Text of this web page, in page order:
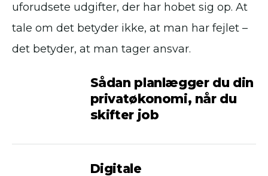
uforudsete udgifter, der har hobet sig op. At
tale om det betyder ikke, at man har fejlet –
det betyder, at man tager ansvar.
Sådan planlægger du din
privatøkonomi, når du
skifter job
Digitale